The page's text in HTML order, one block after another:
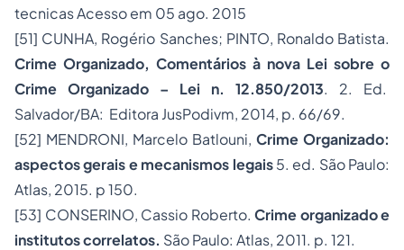
tecnicasAcesso em 05 ago. 2015
[51] CUNHA, Rogério Sanches; PINTO, Ronaldo Batista.
Crime Organizado, Comentários à nova Lei sobre o
Crime Organizado – Lei n. 12.850/2013. 2. Ed.
Salvador/BA: Editora JusPodivm, 2014, p. 66/69.
[52] MENDRONI, Marcelo Batlouni, Crime Organizado:
aspectos gerais e mecanismos legais5. ed. São Paulo:
Atlas, 2015. p 150.
[53] CONSERINO, Cassio Roberto. Crime organizado e
institutos correlatos. São Paulo: Atlas, 2011. p. 121.